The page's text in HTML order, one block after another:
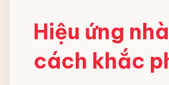
Tầm nhìn - Sứ mệnh
Giá trị cốt lõi
Hiệu ứng
cách khắc